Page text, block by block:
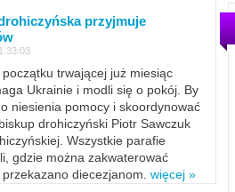
przyjmuje
początku trwającej już miesiąc
Ukrainie i modli się o pokój. By
niesienia pomocy i skoordynować
drohiczyński Piotr Sawczuk
Wszystkie parafie
gdzie można zakwaterować
diecezjanom. więcej »